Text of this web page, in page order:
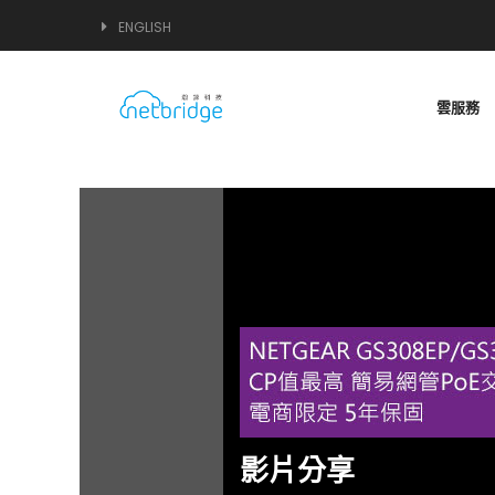
ENGLISH
雲服務
影片分享